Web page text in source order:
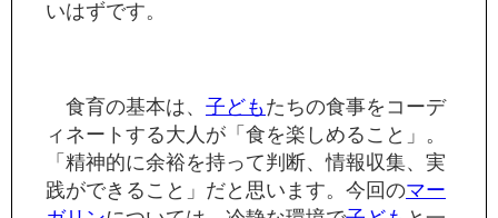
いはずです。
食育の基本は、 子どもたちの食事をコーデ
ィネートする大人が「食を楽しめること」。
「精神的に余裕を持って判断、情報収集、実
践ができること」だと思います。今回のマー